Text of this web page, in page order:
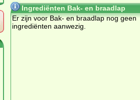
Ingrediënten Bak- en braadlap
Er zijn voor Bak- en braadlap nog geen
ingrediënten aanwezig.